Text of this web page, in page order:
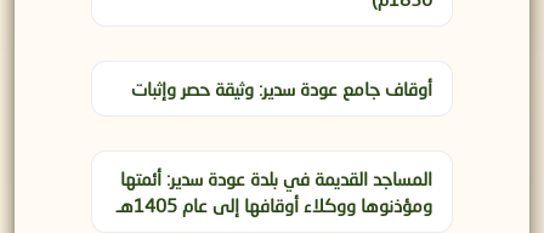
أوقاف جامع عودة سدير: وثيقة حصر وإثبات
المساجد القديمة في بلدة عودة سدير: أئمتها
ومؤذنوها ووكلاء أوقافها إلى عام 1405هـ